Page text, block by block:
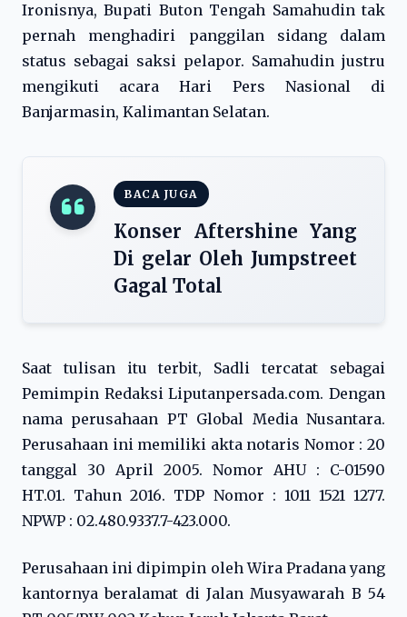
Ironisnya, Bupati Buton Tengah Samahudin tak
pernah menghadiri panggilan sidang dalam
status sebagai saksi pelapor. Samahudin justru
mengikuti acara Hari Pers Nasional di
Banjarmasin, Kalimantan Selatan.
BACA JUGA
Konser Aftershine Yang
Di gelar Oleh Jumpstreet
Gagal Total
Saat tulisan itu terbit, Sadli tercatat sebagai
Pemimpin Redaksi Liputanpersada.com. Dengan
nama perusahaan PT Global Media Nusantara.
Perusahaan ini memiliki akta notaris Nomor : 20
tanggal 30 April 2005. Nomor AHU : C-01590
HT.01. Tahun 2016. TDP Nomor : 1011 1521 1277.
NPWP : 02.480.9337.7-423.000.
Perusahaan ini dipimpin oleh Wira Pradana yang
kantornya beralamat di Jalan Musyawarah B 54